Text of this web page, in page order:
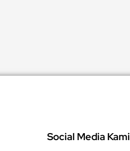
Social Media Kami